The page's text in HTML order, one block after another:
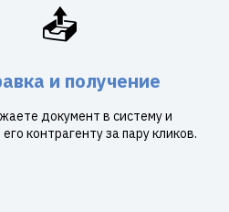
📤
и получение
документ в систему и
контрагенту за пару кликов.